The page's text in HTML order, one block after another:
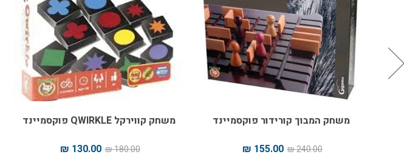
משחק המבוך קורידור פוקסמיינד
240.00 ₪
155.00 ₪
משחק קווירקל QWIRKLE פוקסמיינד
180.00 ₪
130.00 ₪